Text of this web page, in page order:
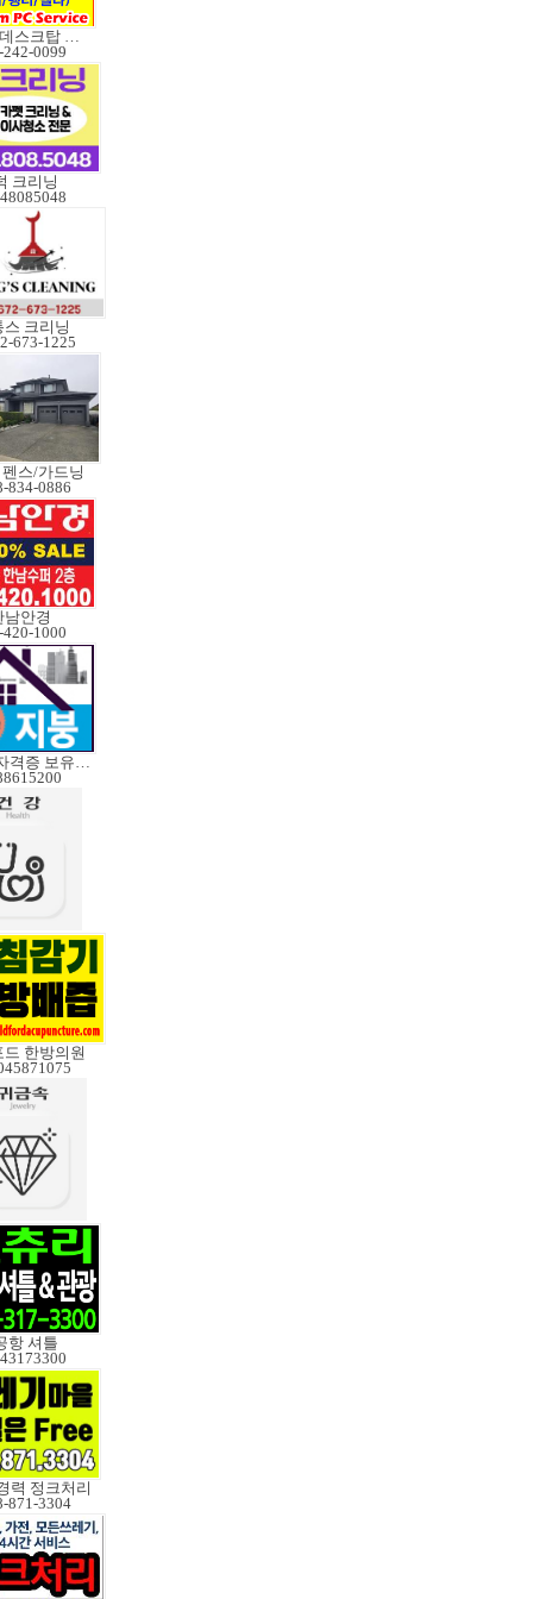
노트북/데스크탑 수리
242-0099
크리닝
스 크리닝
673-1225
스/가드닝
834-0886
남안경
420-1000
레드실자격증 보유업체
드 한방의원
항 셔틀
력 정크처리
871-3304